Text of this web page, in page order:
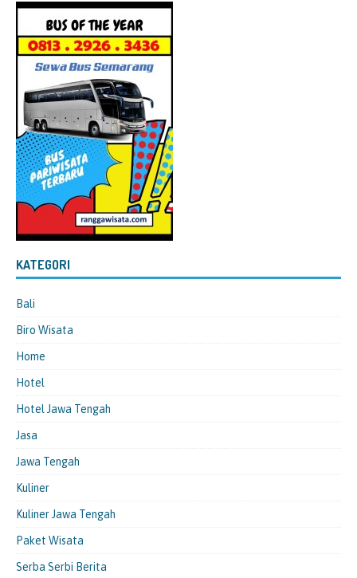
KATEGORI
Bali
Biro Wisata
Home
Hotel
Hotel Jawa Tengah
Jasa
Jawa Tengah
Kuliner
Kuliner Jawa Tengah
Paket Wisata
Serba Serbi Berita